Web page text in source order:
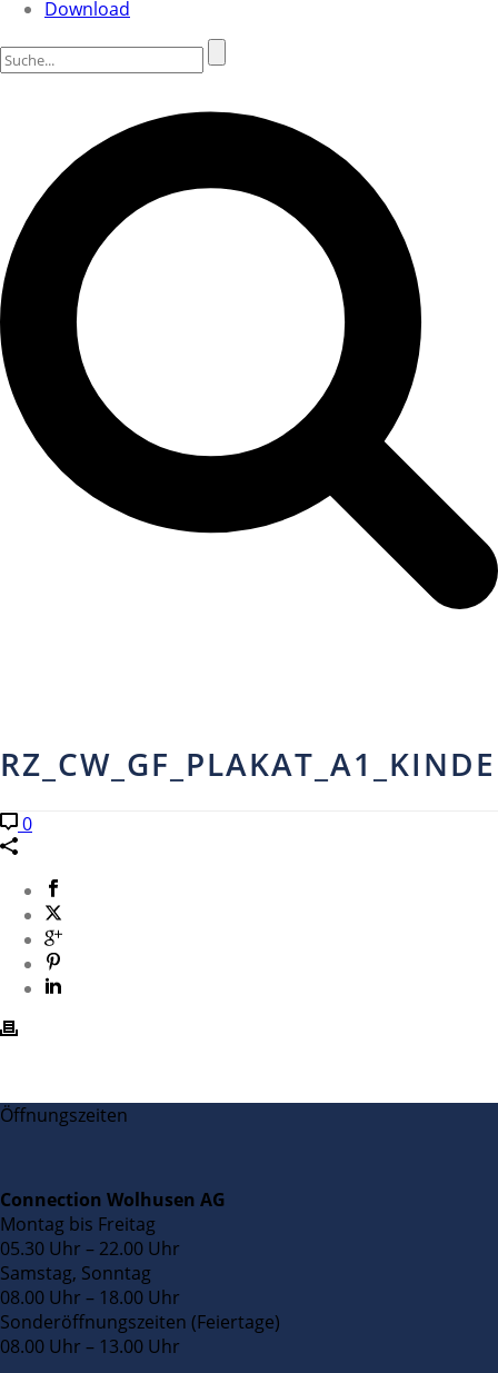
Download
0
Öffnungszeiten
Connection Wolhusen AG
Montag bis Freitag
05.30 Uhr – 22.00 Uhr
Samstag, Sonntag
08.00 Uhr – 18.00 Uhr
Sonderöffnungszeiten (Feiertage)
08.00 Uhr – 13.00 Uhr